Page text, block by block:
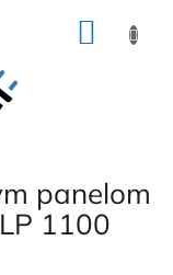
panelom
1100